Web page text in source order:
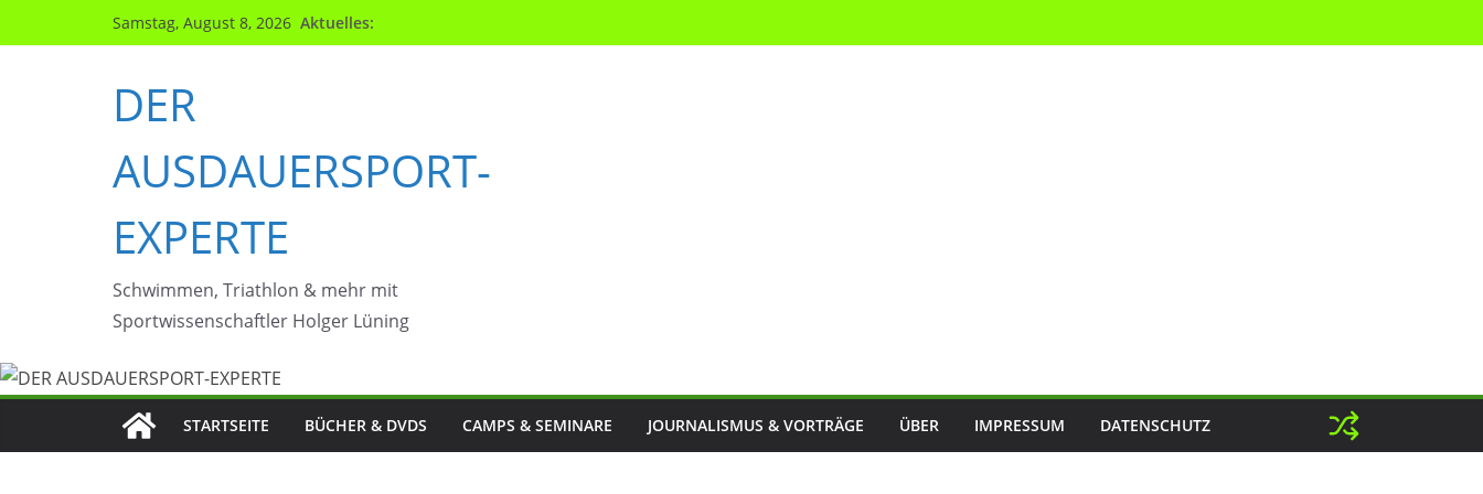
Inhalt
Samstag, August 8, 2026 Aktuelles:
DER
AUSDAUERSPORT-
EXPERTE
Schwimmen, Triathlon & mehr mit
Sportwissenschaftler Holger Lüning
STARTSEITE BÜCHER & DVDS CAMPS & SEMINARE JOURNALISMUS & VORTRÄGE ÜBER IMPRESSUM DATENSCHUTZ